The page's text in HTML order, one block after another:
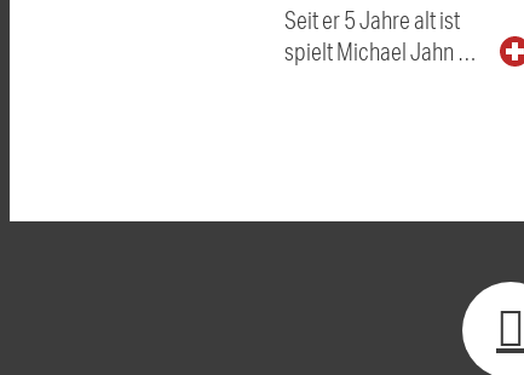
Seit er 5 Jahre alt ist
spielt Michael Jahn …